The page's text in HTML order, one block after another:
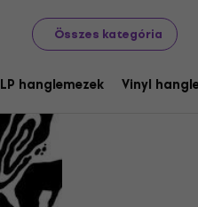
Összes kategória
LP hanglemezek Vinyl
Mondo